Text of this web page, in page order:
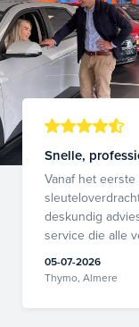
Snelle,
Vanaf het
deskundig
service die alle
05-07-2026
Thymo, Almere